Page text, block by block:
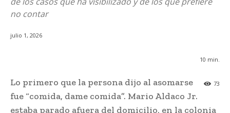
no contar
julio 1, 2026
10 min.
73
Lo primero que la persona dijo al asomarse
fue “comida, dame comida”. Mario Aldaco Jr.
estaba parado afuera del domicilio, en la colonia